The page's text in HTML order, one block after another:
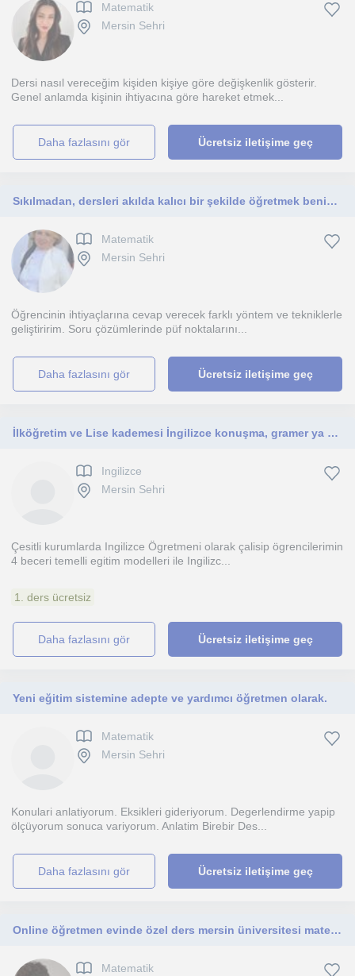
Matematik
Mersin Sehri
Dersi nasıl vereceğim kişiden kişiye göre değişkenlik gösterir.
Genel anlamda kişinin ihtiyacına göre hareket etmek...
daha fazlasını gör Ücretsiz iletişime geç
Sıkılmadan, dersleri akılda kalıcı bir şekilde öğretmek benim işim.
Matematik
Mersin Sehri
Öğrencinin ihtiyaçlarına cevap verecek farklı yöntem ve tekniklerle
geliştiririm. Soru çözümlerinde püf noktalarını...
daha fazlasını gör Ücretsiz iletişime geç
İlköğretim ve Lise kademesi İngilizce konuşma, gramer ya da sınavlara yönelik test teknikleri ile hazırlık dersi verilir
Ingilizce
Mersin Sehri
Çesitli kurumlarda Ingilizce Ögretmeni olarak çalisip ögrencilerimin
4 beceri temelli egitim modelleri ile Ingilizc...
1. ders ücretsiz
daha fazlasını gör Ücretsiz iletişime geç
Yeni eğitim sistemine adepte ve yardımcı öğretmen olarak.
Matematik
Mersin Sehri
Konulari anlatiyorum. Eksikleri gideriyorum. Degerlendirme yapip
ölçüyorum sonuca variyorum. Anlatim Birebir Des...
daha fazlasını gör Ücretsiz iletişime geç
Online öğretmen evinde özel ders mersin üniversitesi matematik bölümü 3. Sınıf
Matematik